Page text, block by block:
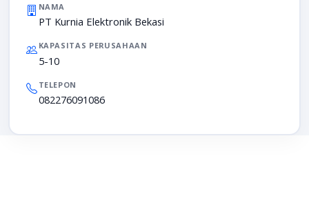
NAMA
PT Kurnia Elektronik Bekasi
KAPASITAS PERUSAHAAN
5-10
TELEPON
082276091086